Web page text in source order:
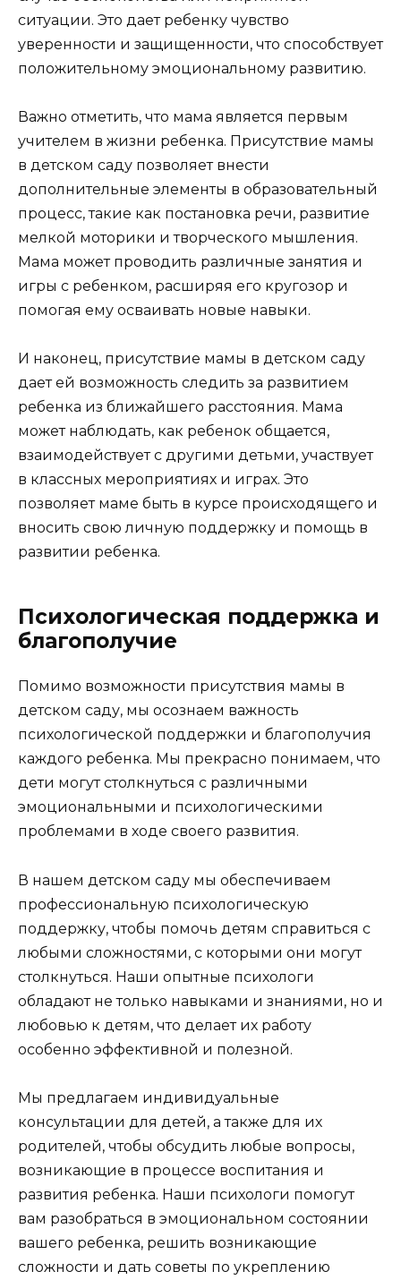
ситуации. Это дает ребенку чувство
уверенности и защищенности, что способствует
положительному эмоциональному развитию.
Важно отметить, что мама является первым
учителем в жизни ребенка. Присутствие мамы
в детском саду позволяет внести
дополнительные элементы в образовательный
процесс, такие как постановка речи, развитие
мелкой моторики и творческого мышления.
Мама может проводить различные занятия и
игры с ребенком, расширяя его кругозор и
помогая ему осваивать новые навыки.
И наконец, присутствие мамы в детском саду
дает ей возможность следить за развитием
ребенка из ближайшего расстояния. Мама
может наблюдать, как ребенок общается,
взаимодействует с другими детьми, участвует
в классных мероприятиях и играх. Это
позволяет маме быть в курсе происходящего и
вносить свою личную поддержку и помощь в
развитии ребенка.
Психологическая поддержка и
благополучие
Помимо возможности присутствия мамы в
детском саду, мы осознаем важность
психологической поддержки и благополучия
каждого ребенка. Мы прекрасно понимаем, что
дети могут столкнуться с различными
эмоциональными и психологическими
проблемами в ходе своего развития.
В нашем детском саду мы обеспечиваем
профессиональную психологическую
поддержку, чтобы помочь детям справиться с
любыми сложностями, с которыми они могут
столкнуться. Наши опытные психологи
обладают не только навыками и знаниями, но и
любовью к детям, что делает их работу
особенно эффективной и полезной.
Мы предлагаем индивидуальные
консультации для детей, а также для их
родителей, чтобы обсудить любые вопросы,
возникающие в процессе воспитания и
развития ребенка. Наши психологи помогут
вам разобраться в эмоциональном состоянии
вашего ребенка, решить возникающие
сложности и дать советы по укреплению